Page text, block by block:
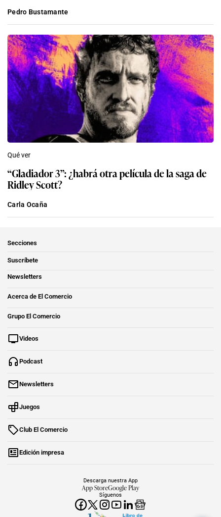
Pedro Bustamante
Qué ver
“Gladiador 3”: ¿habrá otra película de la saga de
Ridley Scott?
Carla Ocaña
Secciones
Suscríbete
Newsletters
Acerca de El Comercio
Grupo El Comercio
Videos
Podcast
Newsletters
Juegos
Club El Comercio
Edición impresa
Síguenos
Descarga nuestra App
App StoreGoogle Play